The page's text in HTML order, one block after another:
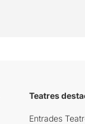
Teatres
Entrades